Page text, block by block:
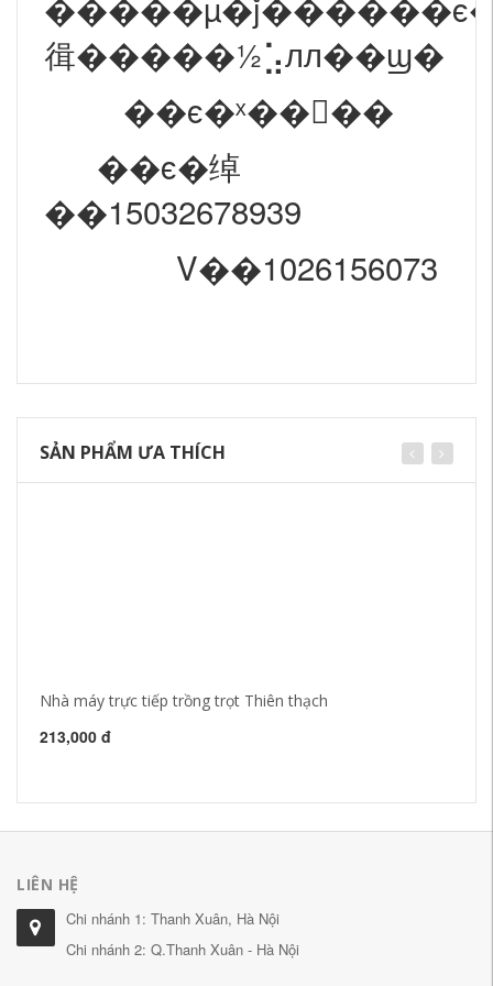
㣬�����½⣡лл��ϣ�
��ϵ�ˣ����
��ϵ�绰
��15032678939
V��1026156073
SẢN PHẨM ƯA THÍCH
Nhà máy trực tiếp trồng trọt Thiên thạch
213,000 đ
LIÊN HỆ
Chi nhánh 1: Thanh Xuân, Hà Nội
Chi nhánh 2: Q.Thanh Xuân - Hà Nội